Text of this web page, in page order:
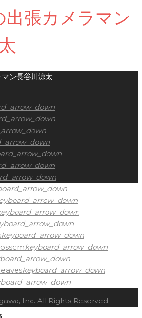
keyboard_arrow_down
keyboard_arrow_down
keyboard_arrow_down
Inc. All Rights Reserved